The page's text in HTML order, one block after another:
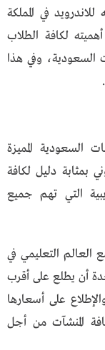
في المملكة
2023 وذلك بسبب أهميته لكافة الطلاب
السعودية، وفي هذا
السعودية المميزة
بمثابة دليل لكافة
التي تهم جميع
التعليمي في
أن يطلع على أقرب
على أسعارها
المنشآت من أجل